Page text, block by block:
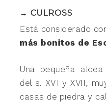
→ CULROSS
Está considerado
más bonitos de
Una pequeña
del s. XVI y XVII,
casas de piedra y